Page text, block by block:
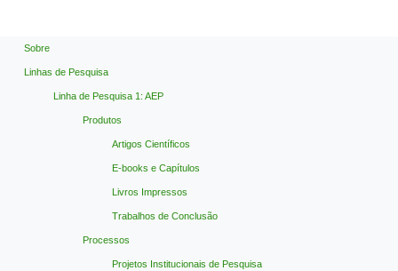
Sobre
Linhas de Pesquisa
Linha de Pesquisa 1: AEP
Produtos
Artigos Científicos
E-books e Capítulos
Livros Impressos
Trabalhos de Conclusão
Processos
Projetos Institucionais de Pesquisa